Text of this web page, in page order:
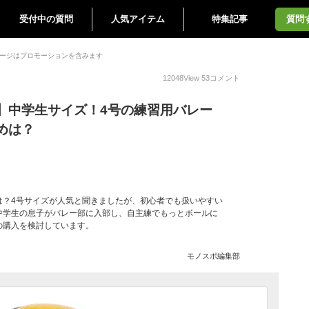
受付中の質問 人気アイテム 特集記事 質問
ジはプロモーションを含みます
12048View 53コメント
中学生サイズ！4号の練習用バレー
は？
4号サイズが人気と聞きましたが、初心者でも扱いやすい
生の息子がバレー部に入部し、自主練でもっとボールに
入を検討しています。
モノスポ編集部